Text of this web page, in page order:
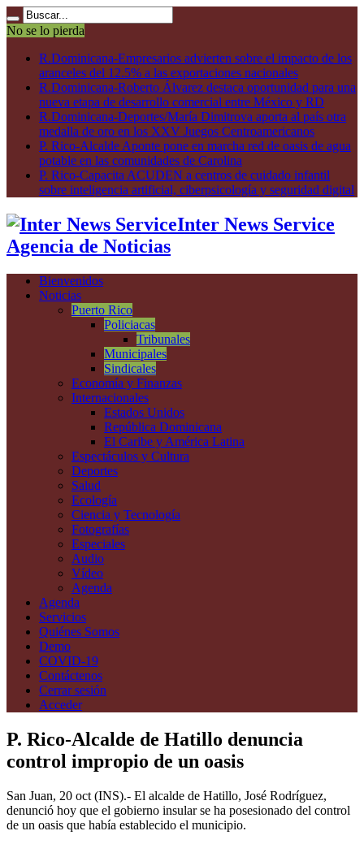
No se lo pierda
R.Dominicana-Empresarios advierten sobre el impacto de los
aranceles del 12.5% a las exportaciones nacionales
R.Dominicana-Roberto Álvarez destaca oportunidad para una
nueva etapa de desarrollo comercial entre México y RD
R.Dominicana-Deportes/María Dimitrova aporta al país otra
medalla de oro en los XXV Juegos Centroamericanos
P. Rico-Alcalde Aponte pone en marcha red de oasis de agua
potable en las comunidades de Carolina
P. Rico-Capacita ACUDEN a centros de cuidado infantil
sobre inteligencia artificial, ciberpsicología y seguridad digital
Inter News Service
Agencia de Noticias
Bienvenidos
Noticias
Puerto Rico
Policiacas
Tribunales
Municipales
Sindicales
Economía y Finanzas
Internacionales
Estados Unidos
República Dominicana
El Caribe y América Latina
Espectáculos y Cultura
Deportes
Salud
Ecología
Ciencia y Tecnología
Fotografías
Especiales
Audio
Vídeo
Agenda
Agenda
Servicios
Quiénes Somos
Demo
COVID-19
Contáctenos
Cerrar sesión
Acceder
P. Rico-Alcalde de Hatillo denuncia
control impropio de un oasis
San Juan, 20 oct (INS).- El alcalde de Hatillo, José Rodríguez,
denunció hoy que el gobierno insular se ha posesionado del control
de un oasis que había establecido el municipio.